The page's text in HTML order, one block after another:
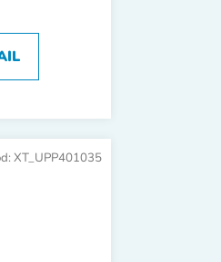
XT_UPP401035